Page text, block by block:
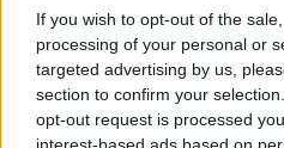
If you wish to opt-out of the
processing of your personal or
targeted advertising by us,
section to confirm your
opt-out request is processed
interest-based ads based on